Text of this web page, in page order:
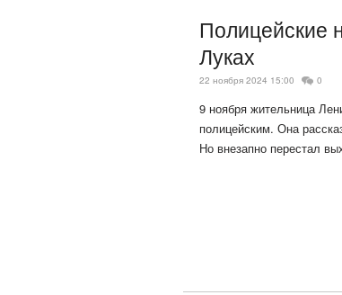
Полицейские
Луках
22 ноября 2024 15:00 0
9 ноября жительница
полицейским. Она
Но внезапно перестал